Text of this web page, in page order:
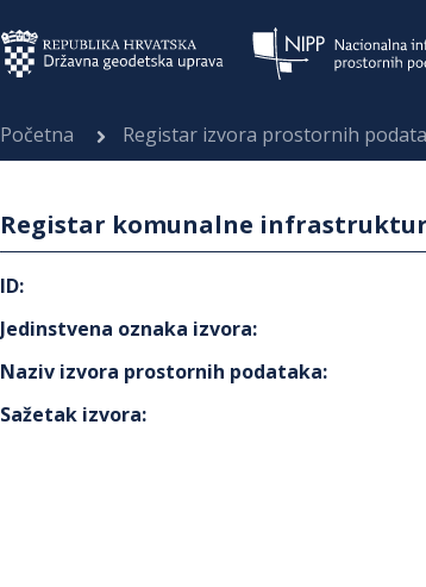
Početna Registar izvora prostornih
Registar komunalne
ID:
Jedinstvena oznaka izvora:
Naziv izvora prostornih podataka:
Sažetak izvora: